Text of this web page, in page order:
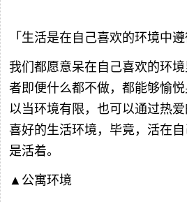
「生活是在自己喜欢的环境中
我们都愿意呆在自己喜欢的环
者即便什么都不做，都能够愉
以当环境有限，也可以通过热
喜好的生活环境，毕竟，活在
是活着。
▲公寓环境